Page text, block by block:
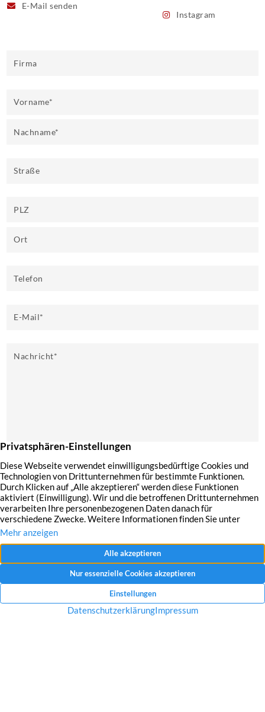
E-Mailsenden
Instagram
Firma
Vorname*
Nachname*
Straße
PLZ
Ort
Telefon
E-Mail*
Nachricht*
Mit dem Absenden Ihrer Anfrage erklären Sie sich mit der Erfassung, Speicherung
und Verwendung Ihrer angegebenen Daten zum Zweck der Bearbeitung Ihrer
Datenschutzerklärung und Widerrufshinweise